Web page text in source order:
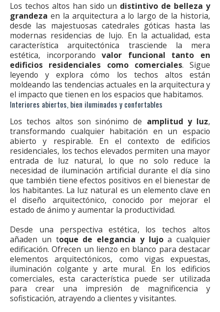
Los techos altos han sido un distintivo de belleza y
grandeza en la arquitectura a lo largo de la historia,
desde las majestuosas catedrales góticas hasta las
modernas residencias de lujo. En la actualidad, esta
característica arquitectónica trasciende la mera
estética, incorporandovalor funcional tanto en
edificios residenciales como comerciales. Sigue
leyendo y explora cómo los techos altos están
moldeando las tendencias actuales en la arquitectura y
el impacto que tienen en los espacios que habitamos.
Interiores abiertos, bien iluminados y confortables
Los techos altos son sinónimo de amplitud y luz,
transformando cualquier habitación en un espacio
abierto y respirable. En el contexto de edificios
residenciales, los techos elevados permiten una mayor
entrada de luz natural, lo que no solo reduce la
necesidad de iluminación artificial durante el día sino
que también tiene efectos positivos en el bienestar de
los habitantes. La luz natural es un elemento clave en
el diseño arquitectónico, conocido por mejorar el
estado de ánimo y aumentar la productividad.
Desde una perspectiva estética, los techos altos
añaden un toque de elegancia y lujoa cualquier
edificación. Ofrecen un lienzo en blanco para destacar
elementos arquitectónicos, como vigas expuestas,
iluminación colgante y arte mural. En los edificios
comerciales, esta característica puede ser utilizada
para crear una impresión de magnificencia y
sofisticación, atrayendo a clientes y visitantes.